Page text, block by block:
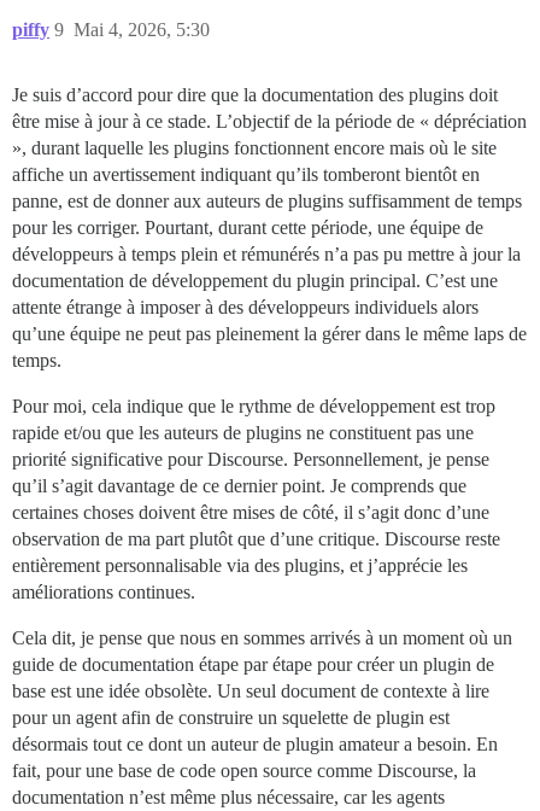
piffy Mai 4, 2026, 5:30
9
Je suis d’accord pour dire que la documentation des plugins doit
être mise à jour à ce stade. L’objectif de la période de « dépréciation
», durant laquelle les plugins fonctionnent encore mais où le site
affiche un avertissement indiquant qu’ils tomberont bientôt en
panne, est de donner aux auteurs de plugins suffisamment de temps
pour les corriger. Pourtant, durant cette période, une équipe de
développeurs à temps plein et rémunérés n’a pas pu mettre à jour la
documentation de développement du plugin principal. C’est une
attente étrange à imposer à des développeurs individuels alors
qu’une équipe ne peut pas pleinement la gérer dans le même laps de
temps.
Pour moi, cela indique que le rythme de développement est trop
rapide et/ou que les auteurs de plugins ne constituent pas une
priorité significative pour Discourse. Personnellement, je pense
qu’il s’agit davantage de ce dernier point. Je comprends que
certaines choses doivent être mises de côté, il s’agit donc d’une
observation de ma part plutôt que d’une critique. Discourse reste
entièrement personnalisable via des plugins, et j’apprécie les
améliorations continues.
Cela dit, je pense que nous en sommes arrivés à un moment où un
guide de documentation étape par étape pour créer un plugin de
base est une idée obsolète. Un seul document de contexte à lire
pour un agent afin de construire un squelette de plugin est
désormais tout ce dont un auteur de plugin amateur a besoin. En
fait, pour une base de code open source comme Discourse, la
documentation n’est même plus nécessaire, car les agents